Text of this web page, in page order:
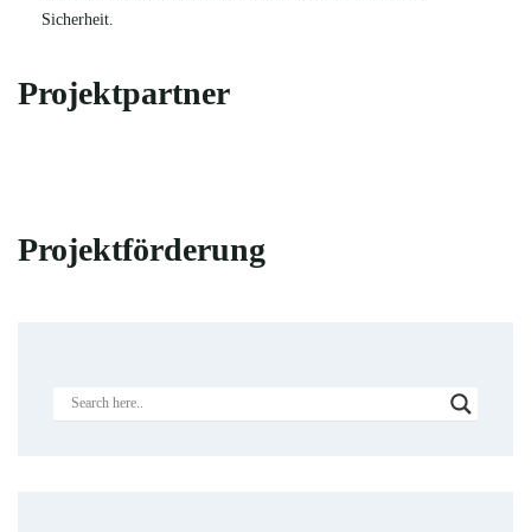
Sicherheit.
Projektpartner
Projektförderung